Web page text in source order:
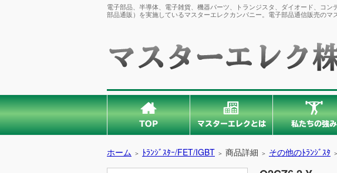
電子部品、半導体、電子雑貨、機器パーツ、トランジスタ、ダイオード、コ
部品通販）を実施しているマスターエレクカンパニー。電子部品通信販売の
ホーム ＞ ﾄﾗﾝｼﾞｽﾀｰ/FET/IGBT ＞ 商品詳細 ＞ その他のﾄﾗﾝｼﾞｽﾀ ＞